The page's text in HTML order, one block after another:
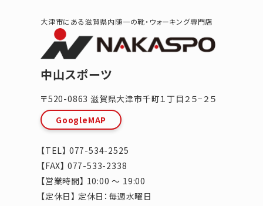
大津市にある滋賀県内随一の靴・ウォーキング専門店
中山スポーツ
〒520-0863 滋賀県大津市千町１丁目２５−２５
GoogleMAP
【TEL】 077-534-2525
【FAX】 077-533-2338
【営業時間】 10:00 ～ 19:00
【定休日】 定休日：毎週水曜日